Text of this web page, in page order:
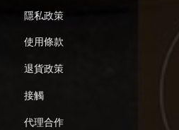
隱私政策
使用條款
退貨政策
接觸
代理合作